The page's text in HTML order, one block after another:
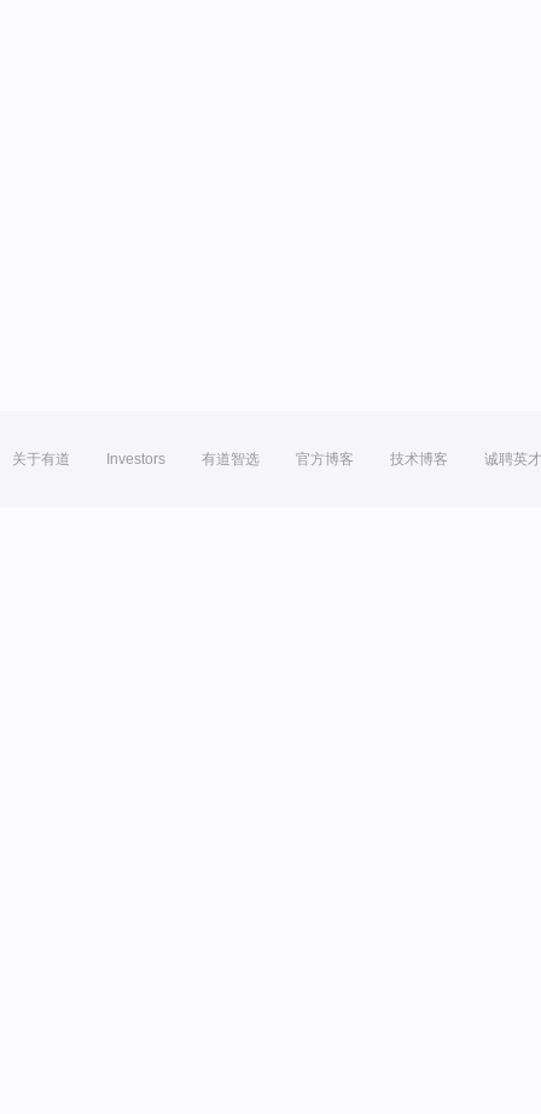
关于有道 Investors 有道智选 官方博客 技术博客 诚聘英才